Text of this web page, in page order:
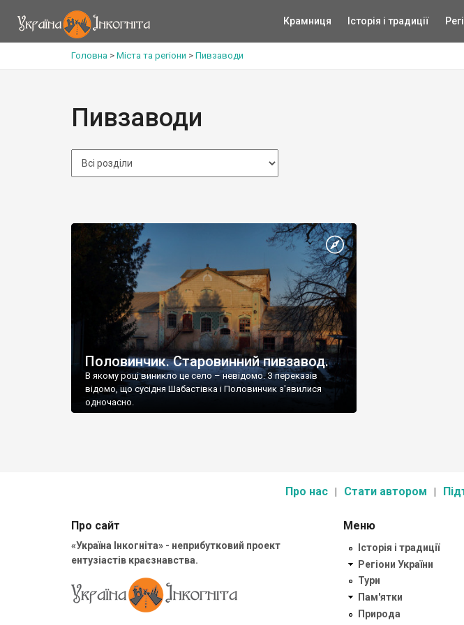
Крамниця Історія і традиції
Головна > Міста та регіони > Пивзаводи
Пивзаводи
Половинчик. Старовинний пивзавод.
В якому році виникло це село – невідомо. З переказів
відомо, що сусідня Шабастівка і Половинчик з'явилися
одночасно.
Про нас Стати автором
Про сайт
«Україна Інкогніта» - неприбутковий проект
ентузіастів краєзнавства.
Меню
Історія і традиції
Регіони України
Тури
Пам'ятки
Природа